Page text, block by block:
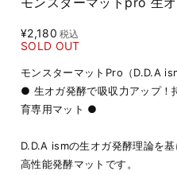
¥2,180 税込
SOLD OUT
モンスターマットPro（D.D.A
● 生オガ発酵で吸収力アップ！
育専用マット ●
D.D.A ismの生オガ発酵理論を
高性能発酵マットです。